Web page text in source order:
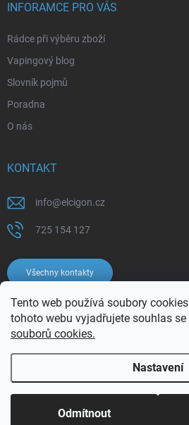
Tento web používá soubory
tohoto webu vyjadřujete souhlas se
souborů cookies.
Nastavení
Odmítnout
INFORAMCE PRO VÁS
Rádce při výběru zboží
Vapingový blog
Slovník pojmů
Poradna
O nás
KONTAKT
info@elcigon.cz
725 154 127
Všechny kontakty
Copyright 2026Elcigon.cz. Všechna práva
cookies